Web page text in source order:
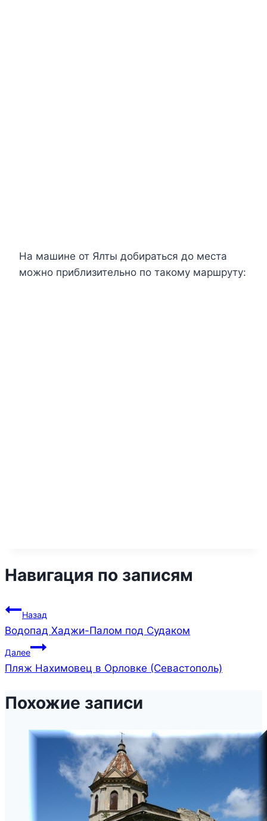
На машине от Ялты добираться до места
можно приблизительно по такому маршруту:
Навигация по записям
Назад
Водопад Хаджи-Палом под Судаком
Далее
Пляж Нахимовец в Орловке (Севастополь)
Похожие записи